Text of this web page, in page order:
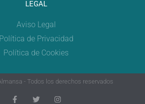
LEGAL
Aviso Legal
Política de Privacidad
Política de Cookies
- Todos los derechos reservados